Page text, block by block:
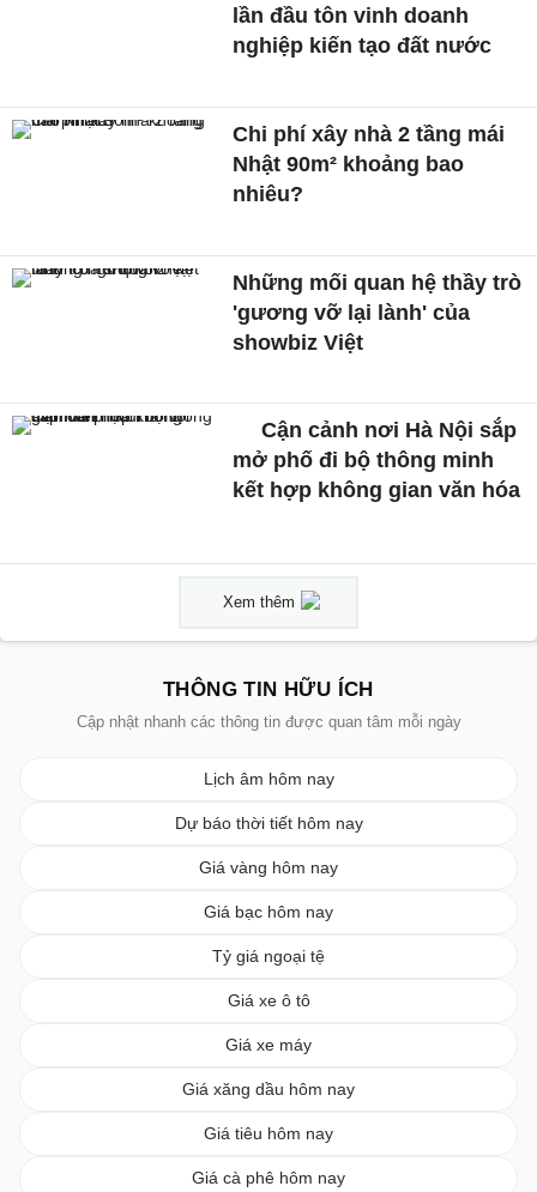
lần đầu tôn vinh doanh
nghiệp kiến tạo đất nước
Chi phí xây nhà 2 tầng mái
Nhật 90m² khoảng bao
nhiêu?
Những mối quan hệ thầy trò
'gương vỡ lại lành' của
showbiz Việt
Cận cảnh nơi Hà Nội sắp
mở phố đi bộ thông minh
kết hợp không gian văn hóa
Xem thêm
THÔNG TIN HỮU ÍCH
Cập nhật nhanh các thông tin được quan tâm mỗi ngày
Lịch âm hôm nay
Dự báo thời tiết hôm nay
Giá vàng hôm nay
Giá bạc hôm nay
Tỷ giá ngoại tệ
Giá xe ô tô
Giá xe máy
Giá xăng dầu hôm nay
Giá tiêu hôm nay
Giá cà phê hôm nay